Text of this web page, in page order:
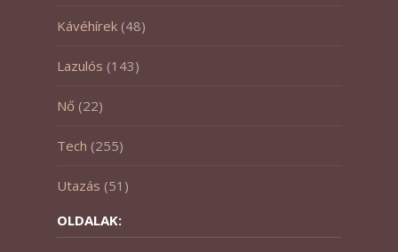
Kávéhírek (48)
Lazulós (143)
Nő (22)
Tech (255)
Utazás (51)
OLDALAK: